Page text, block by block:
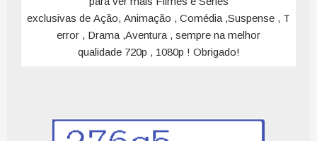
exclusivas de Ação, Animação , Comédia ,Suspense , T
error , Drama ,Aventura , sempre na melhor
qualidade 720p , 1080p ! Obrigado!